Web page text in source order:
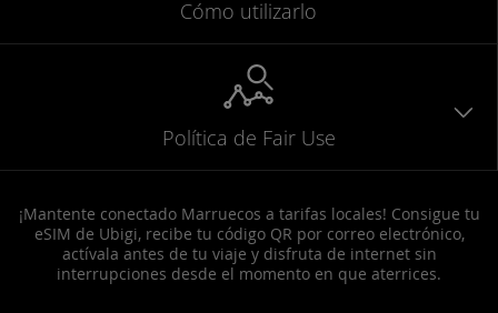
Cómo utilizarlo
Política de Fair Use
¡Mantente conectado Marruecos a tarifas locales! Consigue tu
eSIM de Ubigi, recibe tu código QR por correo electrónico,
actívala antes de tu viaje y disfruta de internet sin
interrupciones desde el momento en que aterrices.